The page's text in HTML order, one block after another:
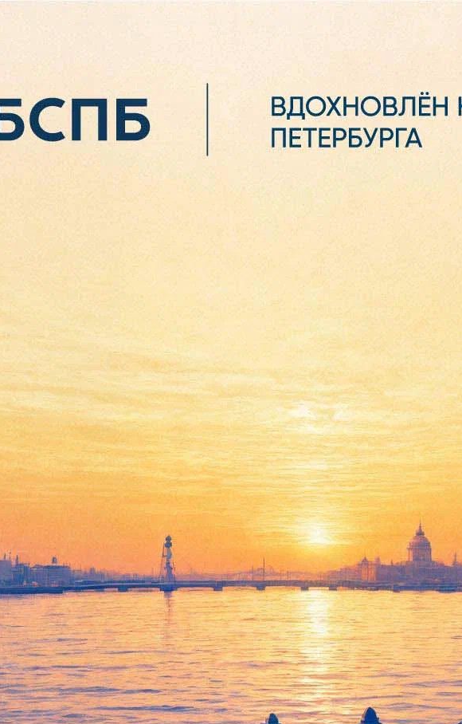
"Риддик"
преступника в исполнении Вина Дизеля возглавил российский
герой в очередной раз оказывается брошенным в одиночестве на
Me 2). Ему удалось подняться на одну ступеньку — за прошедшие выходные
что позволило ей оказаться на втором месте рейтинга. Общие сборы
недели — комедийный боевик "Два ствола" (2 Guns). Фильм рассказывает об
Уолберг), работающих под прикрытием в наркокартеле. За прошедший
в главной роли заняли четвертое место в таблице. По итогам минувших
долларов.